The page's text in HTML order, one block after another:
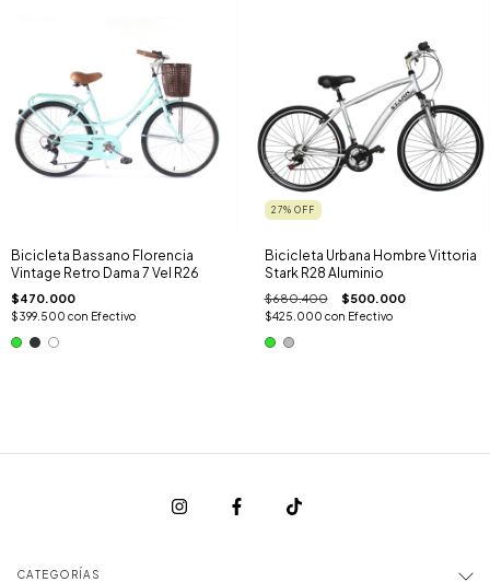
Bicicleta Bassano Florencia
Vintage Retro Dama 7 Vel R26
$470.000
$399.500 con Efectivo
27% OFF
Bicicleta Urbana Hombre Vittoria
Stark R28 Aluminio
$680.400 $500.000
$425.000 con Efectivo
CATEGORÍAS